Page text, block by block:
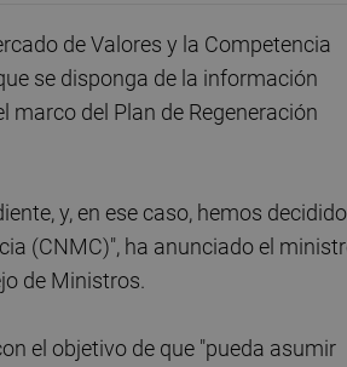
de Valores y la Competencia
se disponga de la información
marco del Plan de Regeneración
y, en ese caso, hemos decidido
(CNMC)", ha anunciado el
de Ministros.
el objetivo de que "pueda asumir